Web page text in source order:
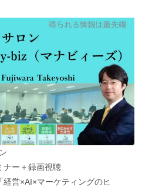
ー＋録画視聴
営×AI×マーケティングのヒ